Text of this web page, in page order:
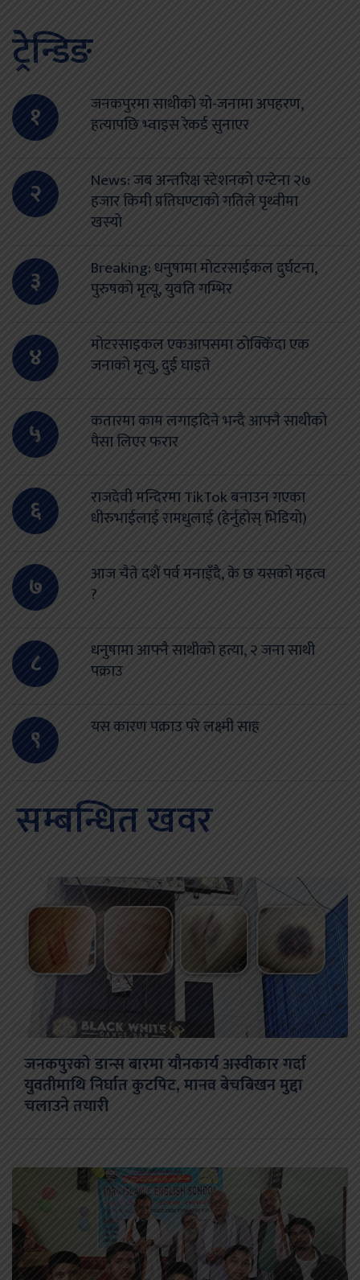
ट्रेन्डिङ
१
जनकपुरमा साथीको यो-जनामा अपहरण,
हत्यापछि भ्वाइस रेकर्ड सुनाएर
२
News: जब अन्तरिक्ष स्टेशनको एन्टेना २७
हजार किमी प्रतिघण्टाको गतिले पृथ्वीमा
खस्यो
३
Breaking: धनुषामा मोटरसाईकल दुर्घटना,
पुरुषको मृत्यू, युवति गम्भिर
४
मोटरसाइकल एकआपसमा ठोक्किँदा एक
जनाको मृत्यु, दुई घाइते
५
कतारमा काम लगाइदिने भन्दै आफ्नै साथीको
पैसा लिएर फरार
६
राजदेवी मन्दिरमा TikTok बनाउन गएका
धीरुभाईलाई रामधुलाई (हेर्नुहोस् भिडियो)
७
आज चैते दशैं पर्व मनाइँदै, के छ यसको महत्व
?
८
धनुषामा आफ्नै साथीको हत्या, २ जना साथी
पक्राउ
९ यस कारण पक्राउ परे लक्ष्मी साह
सम्बन्धित खवर
जनकपुरको डान्स बारमा यौनकार्य अस्वीकार गर्दा
युवतीमाथि निर्घात कुटपिट, मानव बेचबिखन मुद्दा
चलाउने तयारी